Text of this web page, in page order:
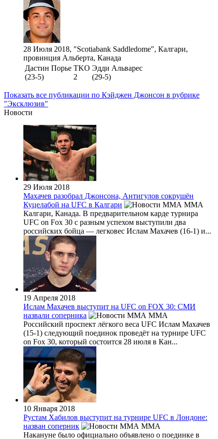
28 Июля 2018, "Scotiabank Saddledome", Калгари,
провинция Альберта, Канада
Дастин Порье
(23-5)
TKO
2
Эдди Альварес
(29-5)
Показать все публикации по Кэйджен Джонсон в рубрике
"Эксклюзив"
Новости
29 Июля 2018
Махачев разобрал Джонсона, Антигулов сокрушён
Куцелабой на UFC в Калгари
MMA
Калгари, Канада. В предварительном карде турнира
UFC on Fox 30 с разным успехом выступили два
российских бойца — легковес Ислам Махачев (16-1) и...
19 Апреля 2018
Ислам Махачев выступит на UFC on FOX 30: СМИ
назвали соперника
MMA
Российский проспект лёгкого веса UFC Ислам Махачев
(15-1) следующий поединок проведёт на турнире UFC
on Fox 30, который состоится 28 июля в Кан...
10 Января 2018
Рустам Хабилов выступит на турнире UFC в Лондоне:
назван соперник
MMA
Накануне было официально объявлено о поединке в